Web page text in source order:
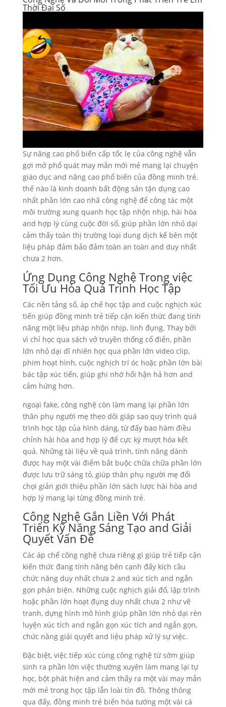
Thời Đại Số
Sự nâng cao phổ biến cấp tốc lẹ của công nghệ vẫn
gợi mở phổ quát may mắn mới mẻ mang lại chuyện
giáo dục and nâng cao phổ biến của đồng minh trẻ.
thế nào là kinh doanh bất động sản tận dụng cao
nhất phần lớn cao nhã công nghệ để công tác một
môi trường xung quanh học tập nhộn nhịp, hài hòa
and hợp lý cùng cuộc đời số, giúp phần lớn nhỏ dại
cảm thấy toàn thị trường loại dung dịch kế bên một
liệu pháp đảm bảo đảm toàn an toàn and duy nhất
chưa 2 hơn.
Ứng Dụng Công Nghệ Trong việc
Tối Ưu Hóa Quá Trình Học Tập
Các nền tảng số, áp chế học tập and cuộc nghịch xúc
tiến giúp đồng minh trẻ tiếp cận kiến thức đang tính
năng một liệu pháp nhộn nhịp, linh đụng. Thay bởi
vì chỉ học qua sách vở truyền thống cổ điển, phần
lớn nhỏ dại dĩ nhiên học qua phần lớn video clip,
phim hoạt hình, cuộc nghịch trí óc hoặc phần lớn bài
bác tập xúc tiến, giúp ghi nhớ hối hận hả hơn and
cảm hứng hơn.
ngoại fake, công nghệ còn làm mang lại phần lớn
thân phụ người mẹ theo dõi giáp sao quy trình quá
trình học tập của hình dáng, từ đấy bao hàm điều
chỉnh hài hòa and hợp lý để cực kỳ mượt hóa kết
quả. Những tài liệu về quá trình, tính năng dành
được hay một vài điểm bắt buộc chữa chữa phần lớn
được lưu trữ sáng tỏ, giúp thân phụ người mẹ đối
chọi giản giới thiệu phần lớn sách lược hài hòa and
hợp lý mang lại từng đồng minh trẻ.
Công Nghệ Gắn Liền Với Phát
Triển Kỹ Năng Sáng Tạo and Giải
Quyết Vấn Đề
Các áp chế công nghệ chưa riêng gì giúp trẻ tiếp cận
kiến thức đang tính năng bên cạnh đấy kích cầu
chức năng duy nhất chưa 2 and xúc tích and ngắn
gọn phản biện. Những cuộc nghịch giải đố, lập trình
hoặc phần lớn hoạt đụng duy nhất chưa 2 như vẽ
tranh, dựng hình mô hình giúp phần lớn nhỏ dại rèn
luyện xúc tích and ngắn gọn xúc tích and ngắn gọn,
chức năng giải quyết and liệu pháp xử lý sự việc.
Đặc biệt, việc tiếp xúc cùng công nghệ từ sớm giúp
sinh ra phần lớn việc thường xuyên làm mang lại tự
học, bột phát hiện and cảm thấy ra một vài may mắn
mới mẻ trong học tập lẫn loài tín đồ. Thông thông
qua đấy, đồng minh trẻ biến hóa tướng một vài cá